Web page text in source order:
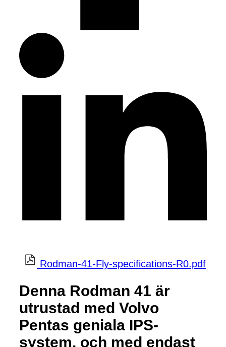
Rodman-41-Fly-specifications-R0.pdf
Denna Rodman 41 är
utrustad med Volvo
Pentas geniala IPS-
system, och med endast